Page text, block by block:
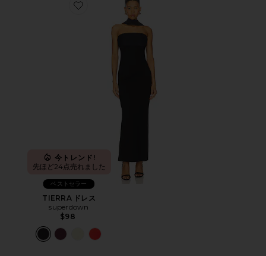
Favorite TIERRA ドレス
今トレンド!
先ほど24点売れました
ベストセラー
TIERRA ドレス
superdown
$98